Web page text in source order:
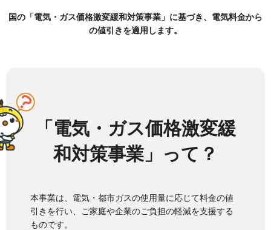
国の「電気・ガス価格激変緩和対策事業」に基づき、電気料金から
の値引きを適用します。
「電気・ガス価格激変緩
和対策事業」って？
本事業は、電気・都市ガスの使用量に応じて料金の値
引きを行い、ご家庭や企業のご負担の軽減を支援する
ものです。